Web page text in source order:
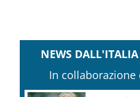
NEWS
In collaborazione